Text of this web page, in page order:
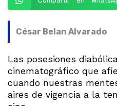
César Belan Alvarado
Las posesiones
cinematográfico que
cuando nuestras
aires de vigencia a la